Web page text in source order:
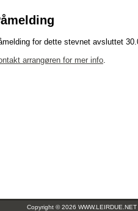
for dette stevnet avsluttet
arrangøren for mer info.
Copyright © 2026